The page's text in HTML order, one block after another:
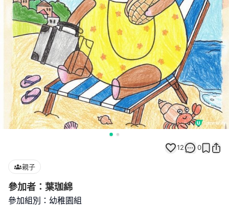
12 0
親子
參加者：葉珈綿
參加組別：幼稚園組